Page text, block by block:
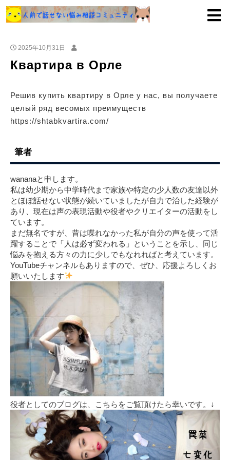
2025年10月31日
Квартира в Орле
Решив купить квартиру в Орле у нас, вы получаете
целый ряд весомых преимуществ
https://shtabkvartira.com/
筆者
wananaと申します。
私は幼少期から中学時代まで家族や特定の少人数の友達以外
とほぼ話せない状態が続いていましたが自力で治した経験が
あり、現在は声の表現活動や役者やクリエイターの活動をし
ています。
まだ無名ですが、昔は喋れなかった私が自分の声を使って活
躍することで「人は必ず変われる」ということを示し、同じ
悩みを抱える方々の力に少しでもなれればと考えています。
YouTubeチャンネルもありますので、ぜひ、応援よろしくお
願いいたします
役者としてのブログは、こちらをご覧頂けたら幸いです。↓